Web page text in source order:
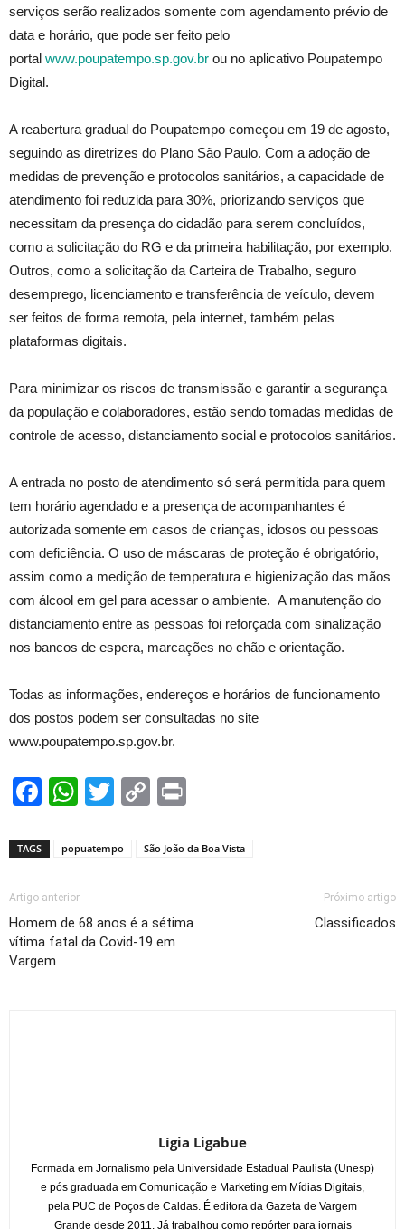
serviços serão realizados somente com agendamento prévio de
data e horário, que pode ser feito pelo
portal www.poupatempo.sp.gov.br ou no aplicativo Poupatempo
Digital.
A reabertura gradual do Poupatempo começou em 19 de agosto,
seguindo as diretrizes do Plano São Paulo. Com a adoção de
medidas de prevenção e protocolos sanitários, a capacidade de
atendimento foi reduzida para 30%, priorizando serviços que
necessitam da presença do cidadão para serem concluídos,
como a solicitação do RG e da primeira habilitação, por exemplo.
Outros, como a solicitação da Carteira de Trabalho, seguro
desemprego, licenciamento e transferência de veículo, devem
ser feitos de forma remota, pela internet, também pelas
plataformas digitais.
Para minimizar os riscos de transmissão e garantir a segurança
da população e colaboradores, estão sendo tomadas medidas de
controle de acesso, distanciamento social e protocolos sanitários.
A entrada no posto de atendimento só será permitida para quem
tem horário agendado e a presença de acompanhantes é
autorizada somente em casos de crianças, idosos ou pessoas
com deficiência. O uso de máscaras de proteção é obrigatório,
assim como a medição de temperatura e higienização das mãos
com álcool em gel para acessar o ambiente. A manutenção do
distanciamento entre as pessoas foi reforçada com sinalização
nos bancos de espera, marcações no chão e orientação.
Todas as informações, endereços e horários de funcionamento
dos postos podem ser consultadas no site
www.poupatempo.sp.gov.br.
Facebook
WhatsApp
TwitterCopy
TAGS popuatempo São João da Boa Vista
Artigo anterior
Homem de 68 anos é a sétima
vítima fatal da Covid-19 em
Vargem
Próximo artigo
Classificados
Lígia Ligabue
Formada em Jornalismo pela Universidade Estadual Paulista (Unesp)
e pós graduada em Comunicação e Marketing em Mídias Digitais,
pela PUC de Poços de Caldas. É editora da Gazeta de Vargem
Grande desde 2011. Já trabalhou como repórter para jornais